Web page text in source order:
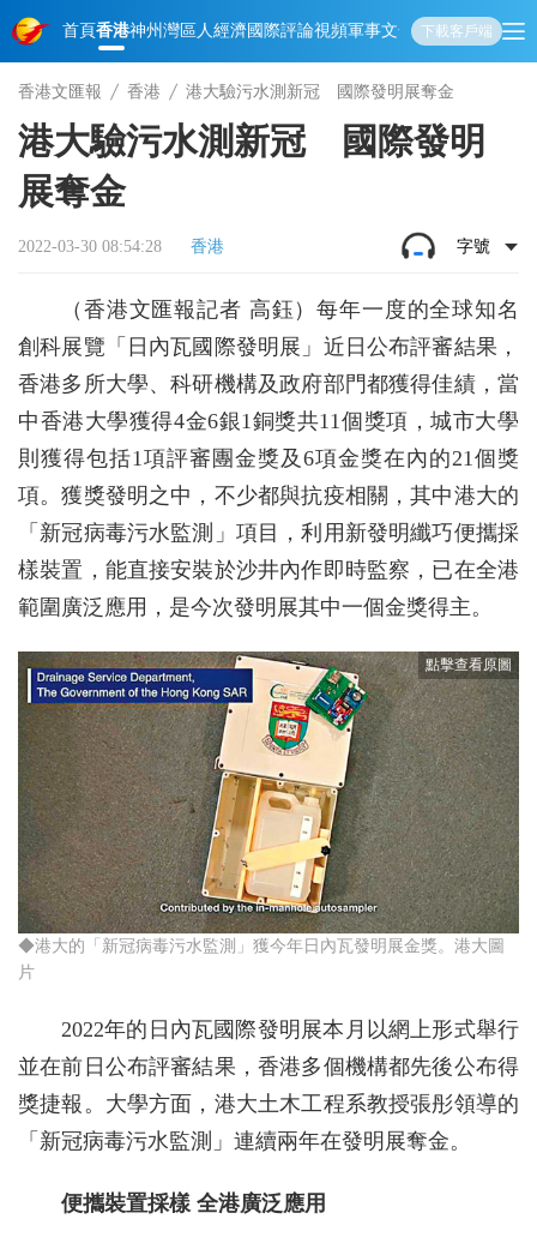
首頁香港神州 灣區人經濟國際評論視頻軍事文化 娛樂生活教育體
下載客戶端
香港文匯報 香港 港大驗污水測新冠 國際發明展奪金
港大驗污水測新冠 國際發明
展奪金
2022-03-30 08:54:28 香港 字號
（香港文匯報記者 高鈺）每年一度的全球知名
創科展覽「日內瓦國際發明展」近日公布評審結果，
香港多所大學、科研機構及政府部門都獲得佳績，當
中香港大學獲得4金6銀1銅獎共11個獎項，城市大學
則獲得包括1項評審團金獎及6項金獎在內的21個獎
項。獲獎發明之中，不少都與抗疫相關，其中港大的
「新冠病毒污水監測」項目，利用新發明纖巧便攜採
樣裝置，能直接安裝於沙井內作即時監察，已在全港
範圍廣泛應用，是今次發明展其中一個金獎得主。
◆港大的「新冠病毒污水監測」獲今年日內瓦發明展金獎。港大圖
片
2022年的日內瓦國際發明展本月以網上形式舉行
並在前日公布評審結果，香港多個機構都先後公布得
獎捷報。大學方面，港大土木工程系教授張彤領導的
「新冠病毒污水監測」連續兩年在發明展奪金。
便攜裝置採樣 全港廣泛應用